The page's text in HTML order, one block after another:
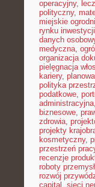
operacyjny,
polityczny,
miejskie
rynku inwestycji
danych
medyczna,
organizacja
pielęgnacja
kariery,
polityka
podatkowe,
administracyjna,
biznesowe,
zdrowia,
projekty
kosmetyczny,
przestrzeń
recenzje
roboty
rozwój
capital , sieci